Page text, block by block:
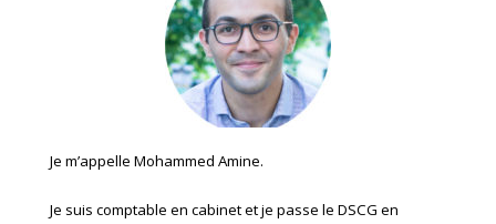
Je m’appelle Mohammed Amine.
Je suis comptable en cabinet et je passe le DSCG en